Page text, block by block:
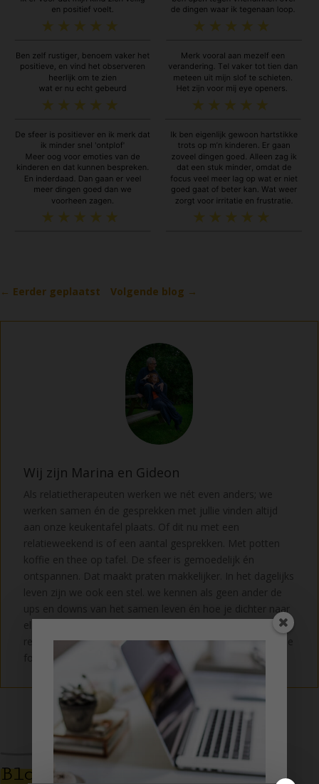
← Eerder geplaatst Volgende blog →
Wij zijn Marina en Gideon
Als relatietherapeuten werken we nét even anders; we
werken samen én de gesprekken met jullie vinden altijd
aan onze keukentafel plaats. Of dit nu met een
relatieweekend is of een aantal gesprekken. Met potten
koffie en thee op tafel. De sfeer is gemoedelijk én
ontspannen. Dat maakt praten makkelijker. In het dagelijks
leven zijn we ook een stel. we kennen als geen ander de
ups en downs van het samen leven én hoe je dichter naar
elkaar toe kunt groeien. Een afspraak maken voor een
relatieweekend of gesprekken? Alle informatie vind je in de
footer.
Blogs